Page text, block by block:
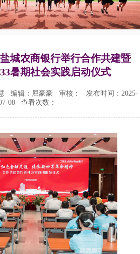
织
城农商银行举行合作共建暨
暑期社会实践启动仪式
编辑：屈豪豪 审核：
发布时间：2025-
08
查看次数：